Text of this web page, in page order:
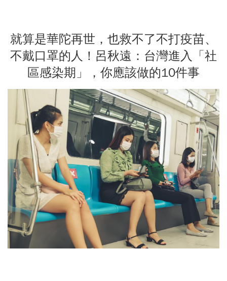
就算是華陀再世，也救不了不打疫苗、
不戴口罩的人！呂秋遠：台灣進入「社
區感染期」，你應該做的10件事